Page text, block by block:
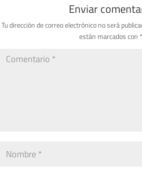
Enviar
Tu dirección de correo electrónico no será
están marcados con *